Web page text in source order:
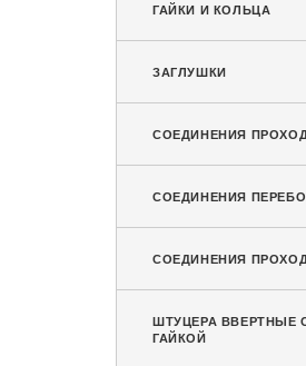
ГАЙКИ И КОЛЬЦА
ЗАГЛУШКИ
СОЕДИНЕНИЯ
СОЕДИНЕНИЯ
СОЕДИНЕНИЯ
ШТУЦЕРА ВВЕРТНЫЕ
ГАЙКОЙ